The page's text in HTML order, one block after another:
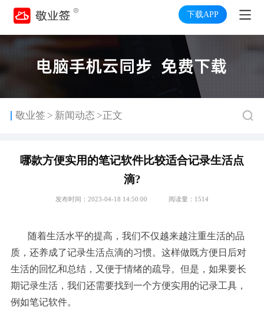
下载APP
敬业签 > 新闻动态 >正文
哪款方便实用的笔记软件比较适合记录生活点
滴?
发布时间：2023-04-18 14:50:00 阅读量：1514
随着生活水平的提高，我们不仅越来越注重生活的品
质，还养成了记录生活点滴的习惯。这样做既方便日后对
生活的回忆和总结，又便于情绪的疏导。但是，如果要长
期记录生活，我们还需要找到一个方便实用的记录工具，
例如笔记软件。